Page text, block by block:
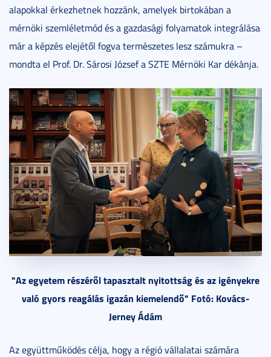
alapokkal érkezhetnek hozzánk, amelyek birtokában a
mérnöki szemléletmód és a gazdasági folyamatok integrálása
már a képzés elejétől fogva természetes lesz számukra –
mondta el Prof. Dr. Sárosi József a SZTE Mérnöki Kar dékánja.
"Az egyetem részéről tapasztalt nyitottság és az igényekre
való gyors reagálás igazán kiemelendő" Fotó: Kovács-
Jerney Ádám
Az együttműködés célja, hogy a régió vállalatai számára